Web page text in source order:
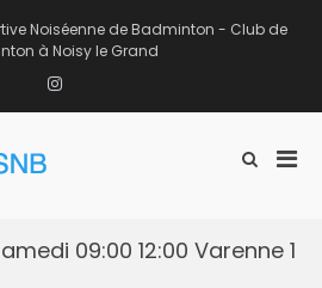
Noiséenne de Badminton - Club de
à Noisy le Grand
Instagram
Afficher
recherche
09:00 12:00 Varenne 1